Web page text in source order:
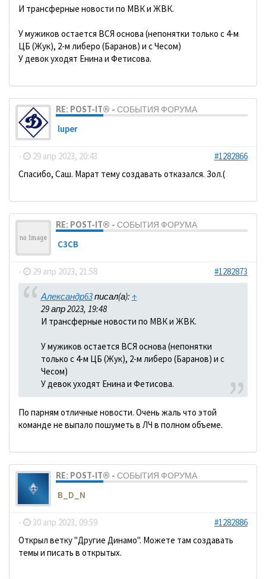
И трансферные новости по МВК и ЖВК.
У мужиков остается ВСЯ основа (непонятки только с 4-м
ЦБ (Жук), 2-м либеро (Баранов) и с Чесом)
У девок уходят Енина и Фетисова.
RE: POST-IT® - СОБЫТИЯ ФОРУМА
luper
- 29 апр 2023, 20:43
#1282866
Спасибо, Саш. Марат тему создавать отказался. Зол.(
RE: POST-IT® - СОБЫТИЯ ФОРУМА
C3CB
- 29 апр 2023, 21:58 #1282873
Александр63писал(а): ↑
29 апр 2023, 19:48
И трансферные новости по МВК и ЖВК.
У мужиков остается ВСЯ основа (непонятки
только с 4-м ЦБ (Жук), 2-м либеро (Баранов) и с
Чесом)
У девок уходят Енина и Фетисова.
По парням отличные новости. Очень жаль что этой
команде не выпало пошуметь в ЛЧ в полном объеме.
RE: POST-IT® - СОБЫТИЯ ФОРУМА
B_D_N
- 30 апр 2023, 09:59
#1282886
Открыл ветку "Другие Динамо". Можете там создавать
темы и писать в открытых.